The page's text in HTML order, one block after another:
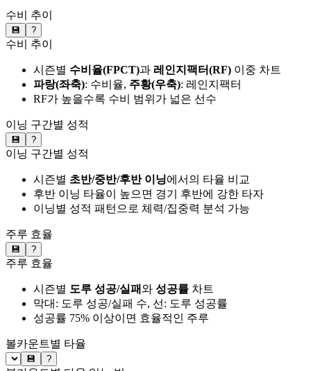
수비 추이
💾 ?
수비 추이
시즌별 수비율(FPCT)과 레인지팩터(RF) 이중 차트
파랑(좌축): 수비율, 주황(우축): 레인지팩터
RF가 높을수록 수비 범위가 넓은 선수
이닝 구간별 성적
💾 ?
이닝 구간별 성적
시즌별 초반/중반/후반 이닝에서의 타율 비교
후반 이닝 타율이 높으면 경기 후반에 강한 타자
이닝별 성적 패턴으로 체력/집중력 분석 가능
주루 효율
💾 ?
주루 효율
시즌별 도루 성공/실패와 성공률 차트
막대: 도루 성공/실패 수, 선: 도루 성공률
성공률 75% 이상이면 효율적인 주루
볼카운트별 타율
💾 ?